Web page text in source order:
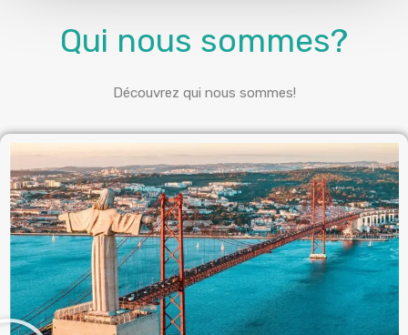
Qui nous sommes?